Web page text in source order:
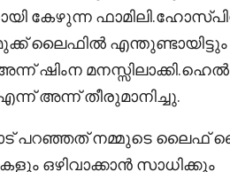
കേഴുന്ന
ലൈഫിൽ
ഷിംന
അന്ന് തീരുമാനിച്ചു.
പറഞ്ഞത് നമ്മുടെ ലൈഫ്
ഒഴിവാക്കാൻ സാധിക്കും